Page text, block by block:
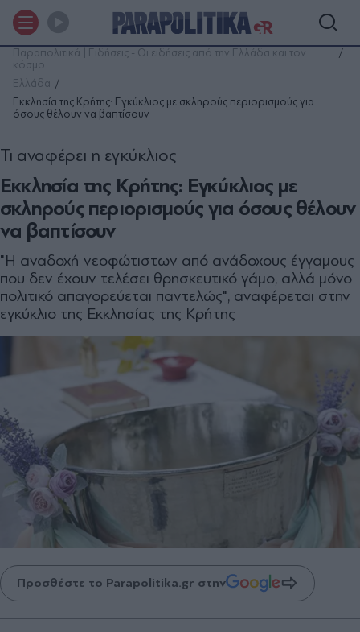
Παραπολιτικά | Ειδήσεις - Οι ειδήσεις από την Ελλάδα και τον
κόσμο
Ελλάδα
Εκκλησία της Κρήτης: Eγκύκλιος με σκληρούς περιορισμούς για
όσους θέλουν να βαπτίσουν
Εκκλησία της Κρήτης: Eγκύκλιος με
σκληρούς περιορισμούς για όσους θέλουν
να βαπτίσουν
Τι αναφέρει η εγκύκλιος
"Η αναδοχή νεοφώτιστων από ανάδοχους έγγαμους
που δεν έχουν τελέσει θρησκευτικό γάμο, αλλά μόνο
πολιτικό απαγορεύεται παντελώς", αναφέρεται στην
εγκύκλιο της Εκκλησίας της Κρήτης
Προσθέστε το Parapolitika.gr στην